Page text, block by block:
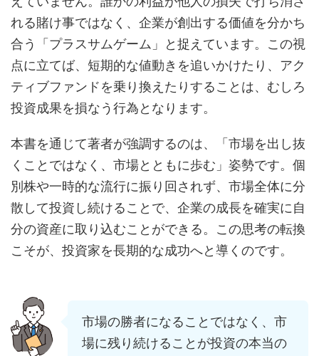
れる賭け事ではなく、企業が創出する価値を分かち
合う「プラスサムゲーム」と捉えています。この視
点に立てば、短期的な値動きを追いかけたり、アク
ティブファンドを乗り換えたりすることは、むしろ
投資成果を損なう行為となります。
本書を通じて著者が強調するのは、「市場を出し抜
くことではなく、市場とともに歩む」姿勢です。個
別株や一時的な流行に振り回されず、市場全体に分
散して投資し続けることで、企業の成長を確実に自
分の資産に取り込むことができる。この思考の転換
こそが、投資家を長期的な成功へと導くのです。
市場の勝者になることではなく、市
場に残り続けることが投資の本当の